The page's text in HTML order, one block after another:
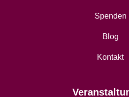
Spenden
Blog
Kontakt